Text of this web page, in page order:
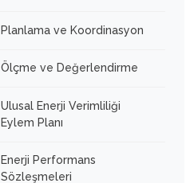
Planlama ve Koordinasyon
Ölçme ve Değerlendirme
Ulusal Enerji Verimliliği
Eylem Planı
Enerji Performans
Sözleşmeleri